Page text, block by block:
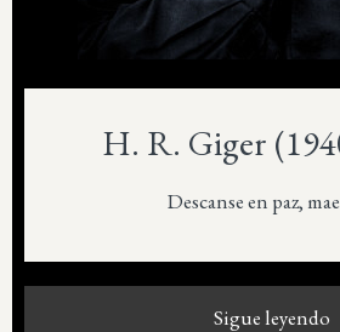
H. R. Giger
Descanse en paz,
Sigue leyendo